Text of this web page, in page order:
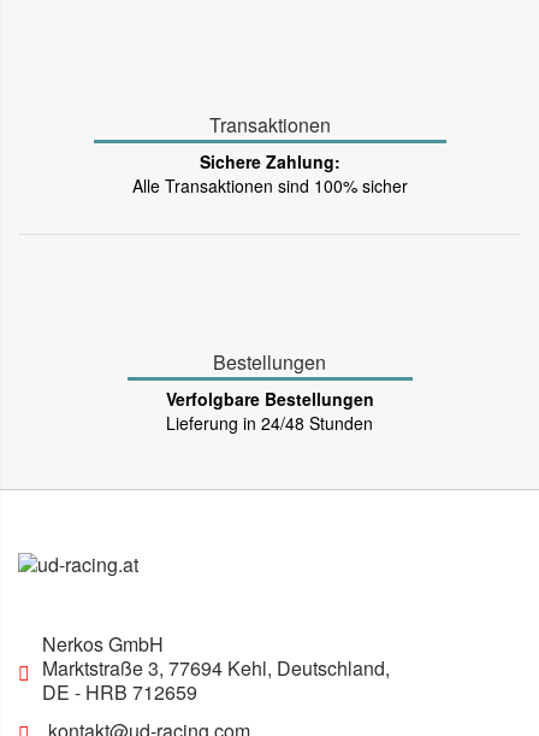
Transaktionen
Sichere Zahlung:
Alle Transaktionen sind 100% sicher
Bestellungen
Verfolgbare Bestellungen
Lieferung in 24/48 Stunden
Nerkos GmbH
Marktstraße 3, 77694 Kehl, Deutschland,
DE - HRB 712659
kontakt@ud-racing.com